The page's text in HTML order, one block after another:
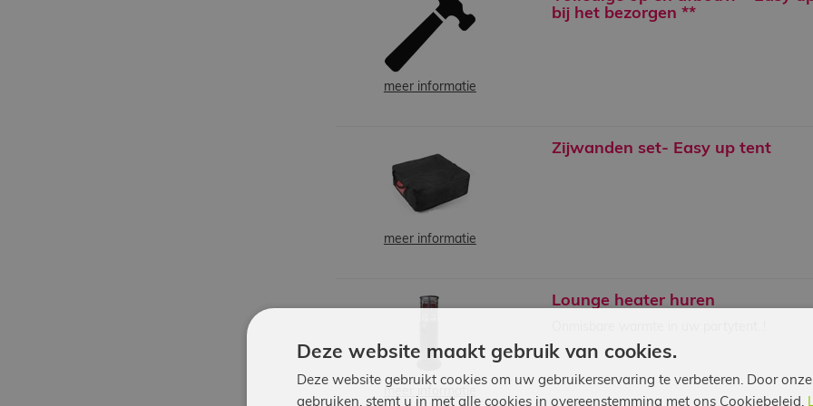
meer informatie
bij het bezorgen **
meer informatie
Zijwanden set- Easy up tent
Lounge heater huren
Deze website maakt gebruik van cookies.
Deze website gebruikt cookies om uw gebruikerservaring te verbeteren. Door
gebruiken, stemt u in met alle cookies in overeenstemming met ons Cookiebeleid.